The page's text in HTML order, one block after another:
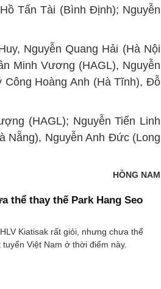
Tấn Tài (Bình Định); Nguyễn
Nguyễn Quang Hải (Hà Nội
Minh Vương (HAGL), Nguyễn
Hoàng Anh (Hà Tĩnh), Đỗ
(HAGL); Nguyễn Tiến Linh
Nẵng), Nguyễn Anh Đức (Long
HỒNG NAM
thể thay thế Park Hang Seo
Kiatisak rất giỏi, nhưng chưa thể
Việt Nam ở thời điểm này.